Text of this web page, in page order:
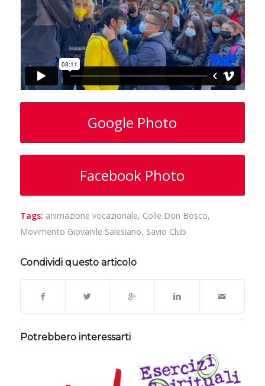
Google Photo
Facebook Photo
Tags: animazione vocazionale, Colle Don Bosco,
Movimento Giovanile Salesiano, Savio Club
Condividi questo articolo
Potrebbero interessarti